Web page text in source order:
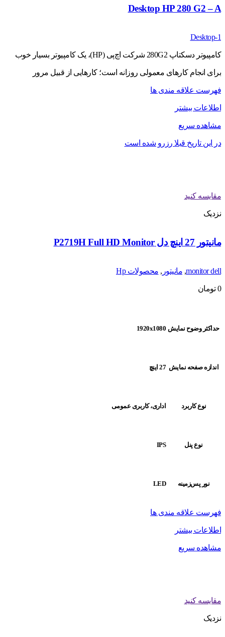
Desktop HP 280 G2 – A
Desktop-1
کامپیوتر دسکتاپ 280G2 شرکت اچ‌پی (HP)، یک کامپیوتر بسیار خوب
برای انجام کارهای معمولی روزانه است؛ کارهایی از قبیل مرور
فهرست علاقه مندی ها
اطلاعات بیشتر
مشاهده سریع
در این تاریخ قبلا رزرو شده است
مقایسه کنید
نزدیک
مانیتور 27 اینچ دل P2719H Full HD Monitor
monitor dell
, مانیتور , محصولات Hp
0 تومان
حداکثر وضوح نمایش 1920x1080
اندازه صفحه نمایش 27 اینچ
نوع کاربرد اداری، کاربری عمومی
نوع پنل IPS
نور پس‌زمینه LED
فهرست علاقه مندی ها
اطلاعات بیشتر
مشاهده سریع
مقایسه کنید
نزدیک